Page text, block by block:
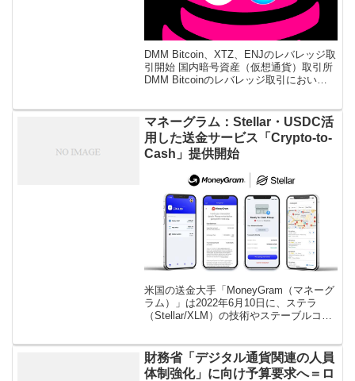
DMM Bitcoin、XTZ、ENJのレバレッジ取
引開始 国内暗号資産（仮想通貨）取引所
DMM Bitcoinのレバレッジ取引におい
15日分 […]
マネーグラム：Stellar・USDC活
用した送金サービス「Crypto-to-
Cash」提供開始
米国の送金大手「MoneyGram（マネーグ
ラム）」は2022年6月10日に、ステラ
（Stellar/XLM）の技術やステーブルコイ
[…]
財務省「デジタル通貨関連の人員
体制強化」に向け予算要求へ＝ロ